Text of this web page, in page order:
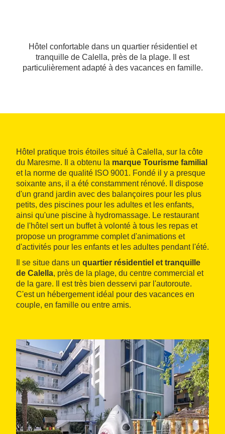
Hôtel confortable dans un quartier résidentiel et
tranquille de Calella, près de la plage. Il est
particulièrement adapté à des vacances en famille.
Hôtel pratique trois étoiles situé à Calella, sur la côte
du Maresme. Il a obtenu la marque Tourisme familial
et la norme de qualité ISO 9001. Fondé il y a presque
soixante ans, il a été constamment rénové. Il dispose
d'un grand jardin avec des balançoires pour les plus
petits, des piscines pour les adultes et les enfants,
ainsi qu'une piscine à hydromassage. Le restaurant
de l'hôtel sert un buffet à volonté à tous les repas et
propose un programme complet d'animations et
d'activités pour les enfants et les adultes pendant l'été.
Il se situe dans un quartier résidentiel et tranquille
de Calella, près de la plage, du centre commercial et
de la gare. Il est très bien desservi par l'autoroute.
C'est un hébergement idéal pour des vacances en
couple, en famille ou entre amis.